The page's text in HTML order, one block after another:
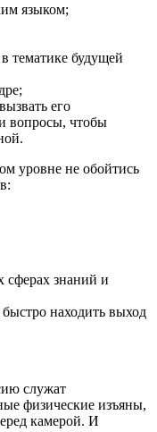
языком;
тематике будущей
его
вопросы, чтобы
уровне не обойтись
сферах знаний и
находить выход
служат
физические изъяны,
камерой. И